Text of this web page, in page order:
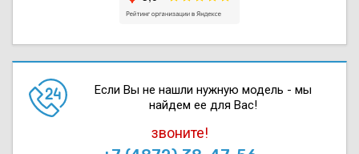
Если Вы не нашли нужную модель - мы
найдем ее для Вас!
звоните!